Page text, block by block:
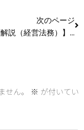
次のページ
【過去問解説（経営法務）】R3 第5問 不当景品類及び不当表示防止法
せん。 ※ が付いてい